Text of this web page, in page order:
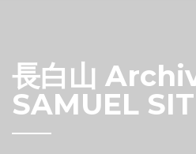
長白山
SAMUEL SIT